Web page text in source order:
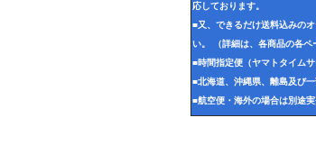
応しております。
■又、できるだけ送料込みの
い。 （詳細は、各商品の各ペ
■時間指定便（ヤマトタイム
■北海道、沖縄県、離島及び
■航空便・海外の場合は別途